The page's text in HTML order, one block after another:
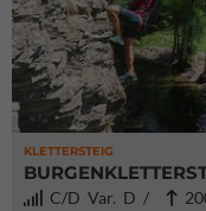
KLETTERSTEIG
C/D Var. D /